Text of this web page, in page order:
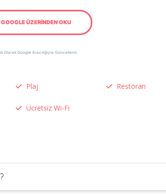
ÜZERİNDEN OKU
Olarak Google Aracılığıyla Güncellenir.
Plaj Restoran
Ücretsiz Wi-Fi